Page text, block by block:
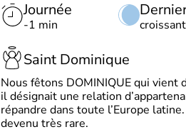
Journée
-1 min
Saint Dominique
Nous fêtons DOMINIQUE qui vient
il désignait une relation
répandre dans toute l’Europe
devenu très rare.